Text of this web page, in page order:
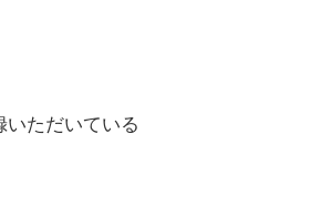
いただいている